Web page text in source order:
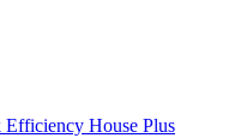
House Plus